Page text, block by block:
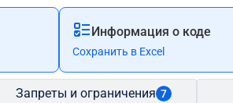
Информация о коде
Сохранить в Excel
Запреты и ограничения 7